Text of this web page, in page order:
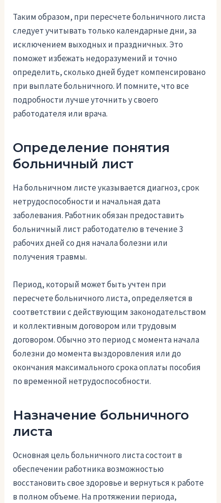
Таким образом, при пересчете больничного листа
следует учитывать только календарные дни, за
исключением выходных и праздничных. Это
поможет избежать недоразумений и точно
определить, сколько дней будет компенсировано
при выплате больничного. И помните, что все
подробности лучше уточнить у своего
работодателя или врача.
Определение понятия
больничный лист
На больничном листе указывается диагноз, срок
нетрудоспособности и начальная дата
заболевания. Работник обязан предоставить
больничный лист работодателю в течение 3
рабочих дней со дня начала болезни или
получения травмы.
Период, который может быть учтен при
пересчете больничного листа, определяется в
соответствии с действующим законодательством
и коллективным договором или трудовым
договором. Обычно это период с момента начала
болезни до момента выздоровления или до
окончания максимального срока оплаты пособия
по временной нетрудоспособности.
Назначение больничного
листа
Основная цель больничного листа состоит в
обеспечении работника возможностью
восстановить свое здоровье и вернуться к работе
в полном объеме. На протяжении периода,